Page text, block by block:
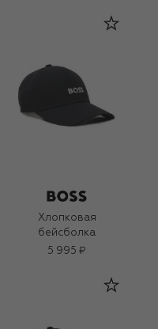
Хлопковая
бейсболка
5 995 ₽